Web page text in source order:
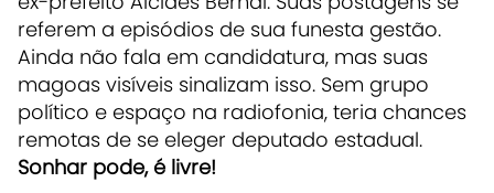
referem a episódios de sua funesta gestão.
Ainda não fala em candidatura, mas suas
magoas visíveis sinalizam isso. Sem grupo
político e espaço na radiofonia, teria chances
remotas de se eleger deputado estadual.
Sonhar pode, é livre!